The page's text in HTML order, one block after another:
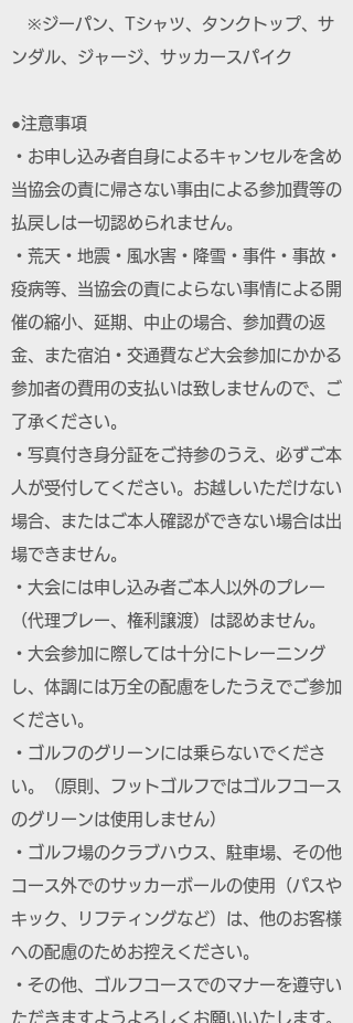
※ジーパン、Tシャツ、タンクトップ、サ
ンダル、ジャージ、サッカースパイク
●注意事項
・お申し込み者自身によるキャンセルを含め
当協会の責に帰さない事由による参加費等の
払戻しは一切認められません。
・荒天・地震・風水害・降雪・事件・事故・
疫病等、当協会の責によらない事情による開
催の縮小、延期、中止の場合、参加費の返
金、また宿泊・交通費など大会参加にかかる
参加者の費用の支払いは致しませんので、ご
了承ください。
・写真付き身分証をご持参のうえ、必ずご本
人が受付してください。お越しいただけない
場合、またはご本人確認ができない場合は出
場できません。
・大会には申し込み者ご本人以外のプレー
（代理プレー、権利譲渡）は認めません。
・大会参加に際しては十分にトレーニング
し、体調には万全の配慮をしたうえでご参加
ください。
・ゴルフのグリーンには乗らないでくださ
い。（原則、フットゴルフではゴルフコース
のグリーンは使用しません）
・ゴルフ場のクラブハウス、駐車場、その他
コース外でのサッカーボールの使用（パスや
キック、リフティングなど）は、他のお客様
への配慮のためお控えください。
・その他、ゴルフコースでのマナーを遵守い
ただきますようよろしくお願いいたします。